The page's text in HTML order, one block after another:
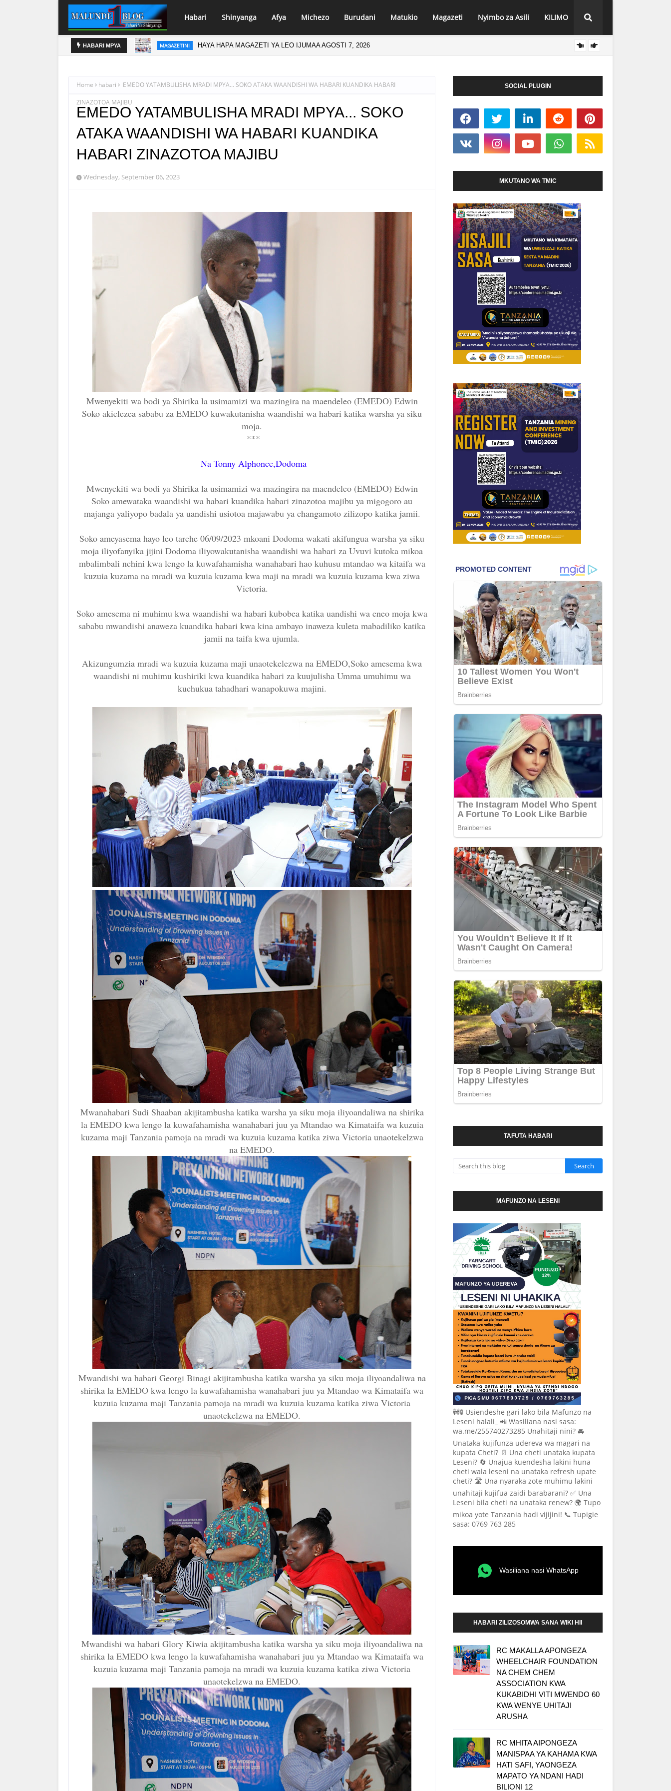
Habari Shinyanga Afya Michezo Burudani Matukio Magazeti Nyimbo za Asili KILIMO
HABARI MPYA MAGAZETINI HAYA HAPA MAGAZETI YA LEO IJUMAA AGOSTI 7, 2026
Home habari EMEDO YATAMBULISHA MRADI MPYA... SOKO ATAKA WAANDISHI WA HABARI KUANDIKA HABARI
ZINAZOTOA MAJIBU
EMEDO YATAMBULISHA MRADI MPYA... SOKO
ATAKA WAANDISHI WA HABARI KUANDIKA
HABARI ZINAZOTOA MAJIBU
Wednesday, September 06, 2023
Mwenyekiti wa bodi ya Shirika la usimamizi wa mazingira na maendeleo (EMEDO) Edwin
Soko akielezea sababu za EMEDO kuwakutanisha waandishi wa habari katika warsha ya siku
moja.
***
Na Tonny Alphonce,Dodoma
Mwenyekiti wa bodi ya Shirika la usimamizi wa mazingira na maendeleo (EMEDO) Edwin
Soko amewataka waandishi wa habari kuandika habari zinazotoa majibu ya migogoro au
majanga yaliyopo badala ya uandishi usiotoa majawabu ya changamoto zilizopo katika jamii.
Soko ameyasema hayo leo tarehe 06/09/2023 mkoani Dodoma wakati akifungua warsha ya siku
moja iliyofanyika jijini Dodoma iliyowakutanisha waandishi wa habari za Uvuvi kutoka mikoa
mbalimbali nchini kwa lengo la kuwafahamisha wanahabari hao kuhusu mtandao wa kitaifa wa
kuzuia kuzama na mradi wa kuzuia kuzama kwa maji na mradi wa kuzuia kuzama kwa ziwa
Victoria.
Soko amesema ni muhimu kwa waandishi wa habari kubobea katika uandishi wa eneo moja kwa
sababu mwandishi anaweza kuandika habari kwa kina ambayo inaweza kuleta mabadiliko katika
jamii na taifa kwa ujumla.
Akizungumzia mradi wa kuzuia kuzama maji unaotekelezwa na EMEDO,Soko amesema kwa
waandishi ni muhimu kushiriki kwa kuandika habari za kuujulisha Umma umuhimu wa
kuchukua tahadhari wanapokuwa majini.
Mwanahabari Sudi Shaaban akijitambusha katika warsha ya siku moja iliyoandaliwa na shirika
la EMEDO kwa lengo la kuwafahamisha wanahabari juu ya Mtandao wa Kimataifa wa kuzuia
kuzama maji Tanzania pamoja na mradi wa kuzuia kuzama katika ziwa Victoria unaotekelzwa
na EMEDO.
Mwandishi wa habari Georgi Binagi akijitambusha katika warsha ya siku moja iliyoandaliwa na
shirika la EMEDO kwa lengo la kuwafahamisha wanahabari juu ya Mtandao wa Kimataifa wa
kuzuia kuzama maji Tanzania pamoja na mradi wa kuzuia kuzama katika ziwa Victoria
unaotekelzwa na EMEDO.
Mwandishi wa habari Glory Kiwia akijitambusha katika warsha ya siku moja iliyoandaliwa na
shirika la EMEDO kwa lengo la kuwafahamisha wanahabari juu ya Mtandao wa Kimataifa wa
kuzuia kuzama maji Tanzania pamoja na mradi wa kuzuia kuzama katika ziwa Victoria
unaotekelzwa na EMEDO.
SOCIAL PLUGIN
MKUTANO WA TMIC
TAFUTA HABARI
MAFUNZO NA LESENI
🚧🚦 Usiendeshe gari lako bila Mafunzo na
Leseni halali_ 📲 Wasiliana nasi sasa:
wa.me/255740273285 Unahitaji nini? 🚘
Unataka kujifunza udereva wa magari na
kupata Cheti? 📄 Una cheti unataka kupata
Leseni? 🔄 Unajua kuendesha lakini huna
cheti wala leseni na unataka refresh upate
cheti? 🛣️ Una nyaraka zote muhimu lakini
unahitaji kujifua zaidi barabarani? ✅ Una
Leseni bila cheti na unataka renew? 🌍 Tupo
mikoa yote Tanzania hadi vijijini! 📞 Tupigie
sasa: 0769 763 285
Wasiliana nasi WhatsApp
HABARI ZILIZOSOMWA SANA WIKI HII
RC MAKALLA APONGEZA
WHEELCHAIR FOUNDATION
NA CHEM CHEM
ASSOCIATION KWA
KUKABIDHI VITI MWENDO 60
KWA WENYE UHITAJI
ARUSHA
RC MHITA AIPONGEZA
MANISPAA YA KAHAMA KWA
HATI SAFI, YAONGEZA
MAPATO YA NDANI HADI
BILIONI 12